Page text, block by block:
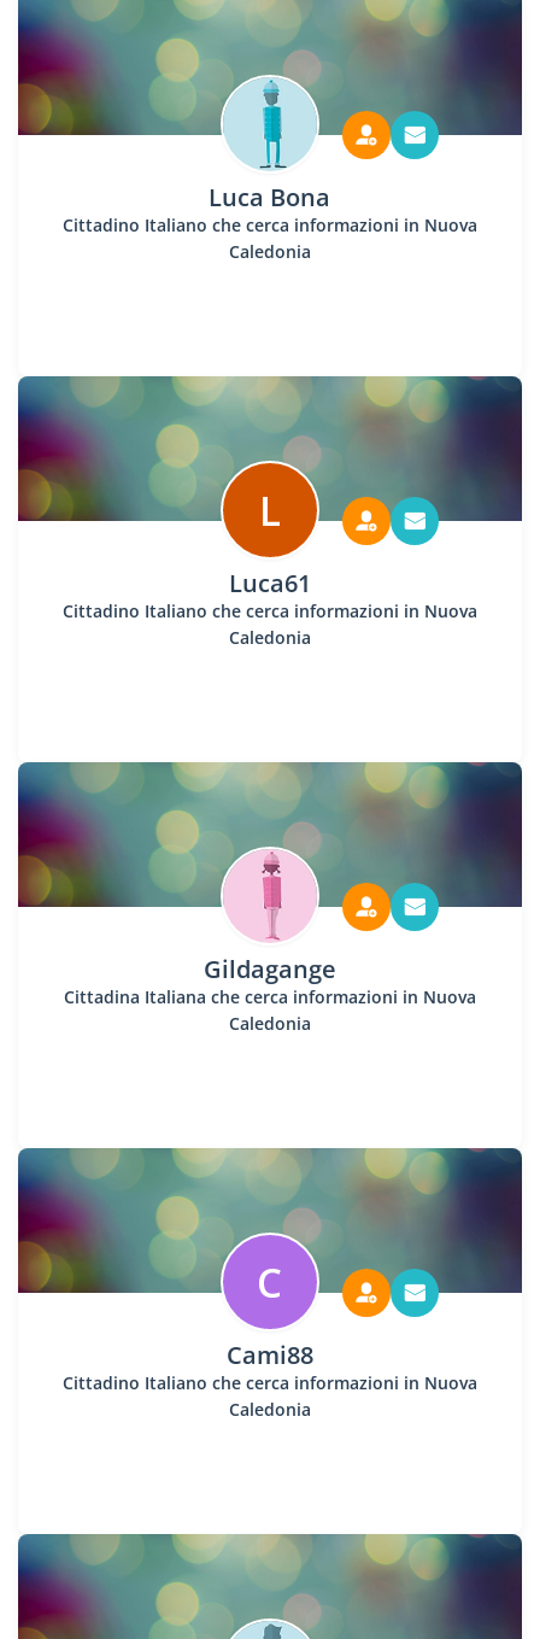
Luca Bona
Cittadino Italiano che cerca informazioni in Nuova
Caledonia
L
Luca61
Cittadino Italiano che cerca informazioni in Nuova
Caledonia
Gildagange
Cittadina Italiana che cerca informazioni in Nuova
Caledonia
C
Cami88
Cittadino Italiano che cerca informazioni in Nuova
Caledonia